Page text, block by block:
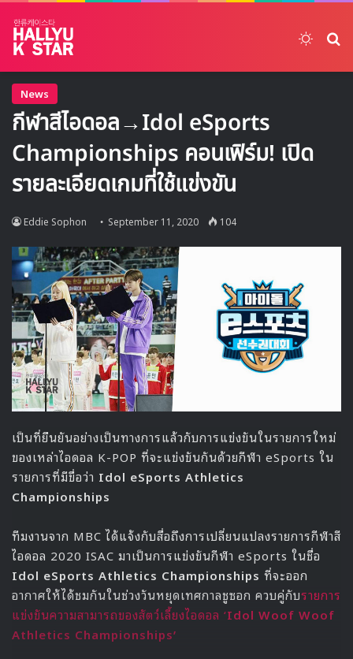
News
กีฬาสีไอดอล→Idol eSports
Championships คอนเฟิร์ม! เปิด
รายละเอียดเกมที่ใช้แข่งขัน
Eddie Sophon September 11, 2020 104
เป็นที่ยืนยันอย่างเป็นทางการแล้วกับการแข่งขันในรายการใหม่
ของเหล่าไอดอล K-POP ที่จะแข่งขันกันด้วยกีฬา eSports ใน
รายการที่มีขื่อว่า Idol eSports Athletics
Championships
ทีมงานจาก MBC ได้แจ้งกับสื่อถึงการเปลี่ยนแปลงรายการกีฬาสี
ไอดอล 2020 ISAC มาเป็นการแข่งขันกีฬา eSports ในชื่อ
Idol eSports Athletics Championships ที่จะออก
อากาศให้ได้ชมกันในช่วงวันหยุดเทศกาลชูซอก ควบคู่กับรายการ
แข่งขันความสามารถของสัตว์เลี้ยงไอดอล ‘Idol Woof Woof
Athletics Championships’